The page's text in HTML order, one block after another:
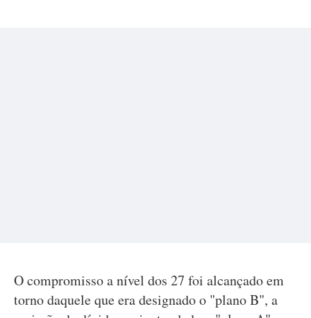
O compromisso a nível dos 27 foi alcançado em
torno daquele que era designado o "plano B", a